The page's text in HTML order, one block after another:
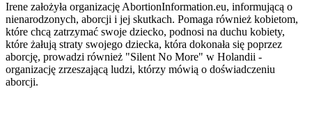
Irene założyła organizację AbortionInformation.eu, informującą o
nienarodzonych, aborcji i jej skutkach. Pomaga również kobietom,
które chcą zatrzymać swoje dziecko, podnosi na duchu kobiety,
które żałują straty swojego dziecka, która dokonała się poprzez
aborcję, prowadzi również "Silent No More" w Holandii -
organizację zrzeszającą ludzi, którzy mówią o doświadczeniu
aborcji.